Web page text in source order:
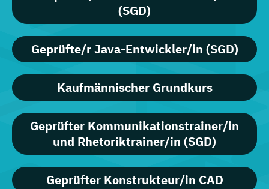
(SGD)
Geprüfte/r Java-Entwickler/in (SGD)
Kaufmännischer Grundkurs
Geprüfter Kommunikationstrainer/in
und Rhetoriktrainer/in (SGD)
Geprüfter Konstrukteur/in CAD